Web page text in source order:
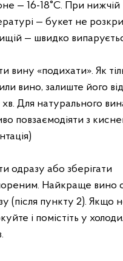
— 16-18°C. При нижчій
— букет не
— швидко
вину «‎подихати»‎. Як
вино, залиште його
Для натурального
повзаємодіяти з
одразу або зберігати
Найкраще вино
(після пункту 2). Якщо
і помістіть у
Яловичі Стейки
Альтернативні